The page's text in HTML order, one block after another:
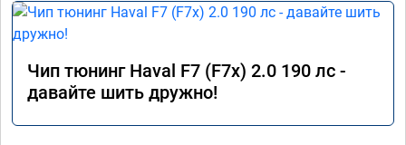
Чип тюнинг Haval F7 (F7x) 2.0 190 лс -
давайте шить дружно!